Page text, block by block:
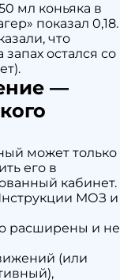
мл коньяка в
показал 0,18.
что
остался со
—
может только
его в
кабинет.
МОЗ и
расширены и не
(или